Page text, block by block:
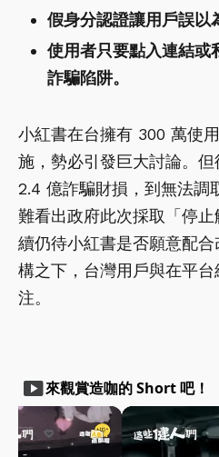
假身分認證讓用戶誤以
使用者只要點入連結或
詐騙陷阱。
小紅書在台擁有 300 萬使
施，勢必引發巨大討論。但
2.4 億詐騙財損，到無法調
難看出政府此次採取「停
續仍待小紅書是否願意配
構之下，台灣用戶與在平
注。
smart_display來觀賞造咖的 Short 吧！